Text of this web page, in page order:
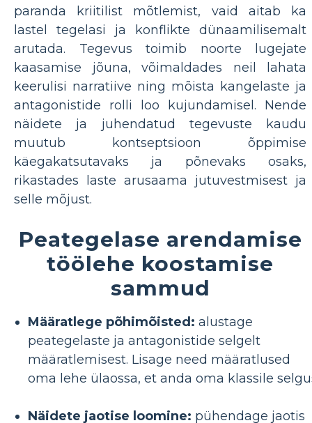
paranda kriitilist mõtlemist, vaid aitab ka
lastel tegelasi ja konflikte dünaamilisemalt
arutada. Tegevus toimib noorte lugejate
kaasamise jõuna, võimaldades neil lahata
keerulisi narratiive ning mõista kangelaste ja
antagonistide rolli loo kujundamisel. Nende
näidete ja juhendatud tegevuste kaudu
muutub kontseptsioon õppimise
käegakatsutavaks ja põnevaks osaks,
rikastades laste arusaama jutuvestmisest ja
selle mõjust.
Peategelase arendamise
töölehe koostamise
sammud
Määratlege põhimõisted: alustage
peategelaste ja antagonistide selgelt
määratlemisest. Lisage need määratlused
oma lehe ülaossa, et anda oma klassile
Näidete jaotise loomine: pühendage jaotis